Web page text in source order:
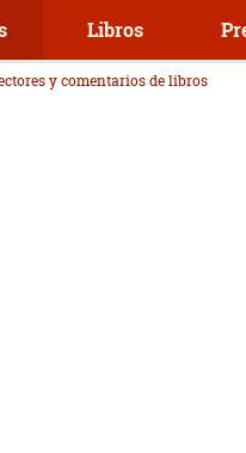
Libros
y comentarios de libros